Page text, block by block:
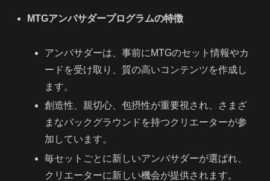
MTGアンバサダープログラムの特徴
アンバサダーは、事前にMTGのセット情報やカ
ードを受け取り、質の高いコンテンツを作成し
ます。
創造性、親切心、包摂性が重要視され、さまざ
まなバックグラウンドを持つクリエーターが参
加しています。
毎セットごとに新しいアンバサダーが選ばれ、
クリエーターに新しい機会が提供されます。